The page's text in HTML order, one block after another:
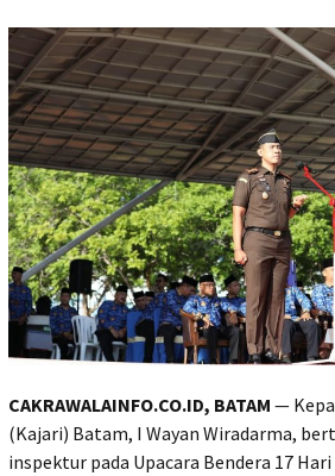
CAKRAWALAINFO.CO.ID, BATAM —
(Kajari) Batam, I Wayan Wiradarma,
inspektur pada Upacara Bendera 17